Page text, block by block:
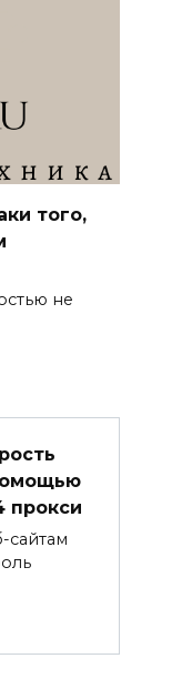
того,
не
прокси
сайтам